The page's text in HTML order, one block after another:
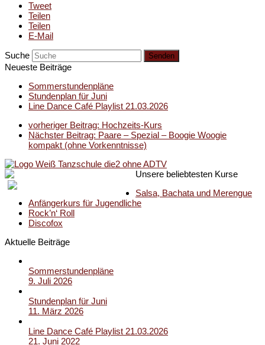
Tweet
Teilen
Teilen
E-Mail
Suche
Senden
Neueste Beiträge
Sommerstundenpläne
Stundenplan für Juni
Line Dance Café Playlist 21.03.2026
vorheriger Beitrag: Hochzeits-Kurs
Nächster Beitrag: Paare – Spezial – Boogie Woogie
kompakt (ohne Vorkenntnisse)
Unsere beliebtesten Kurse
Salsa, Bachata und Merengue
Anfängerkurs für Jugendliche
Rock’n‘ Roll
Discofox
Aktuelle Beiträge
Sommerstundenpläne
9. Juli 2026
Stundenplan für Juni
11. März 2026
Line Dance Café Playlist 21.03.2026
21. Juni 2022